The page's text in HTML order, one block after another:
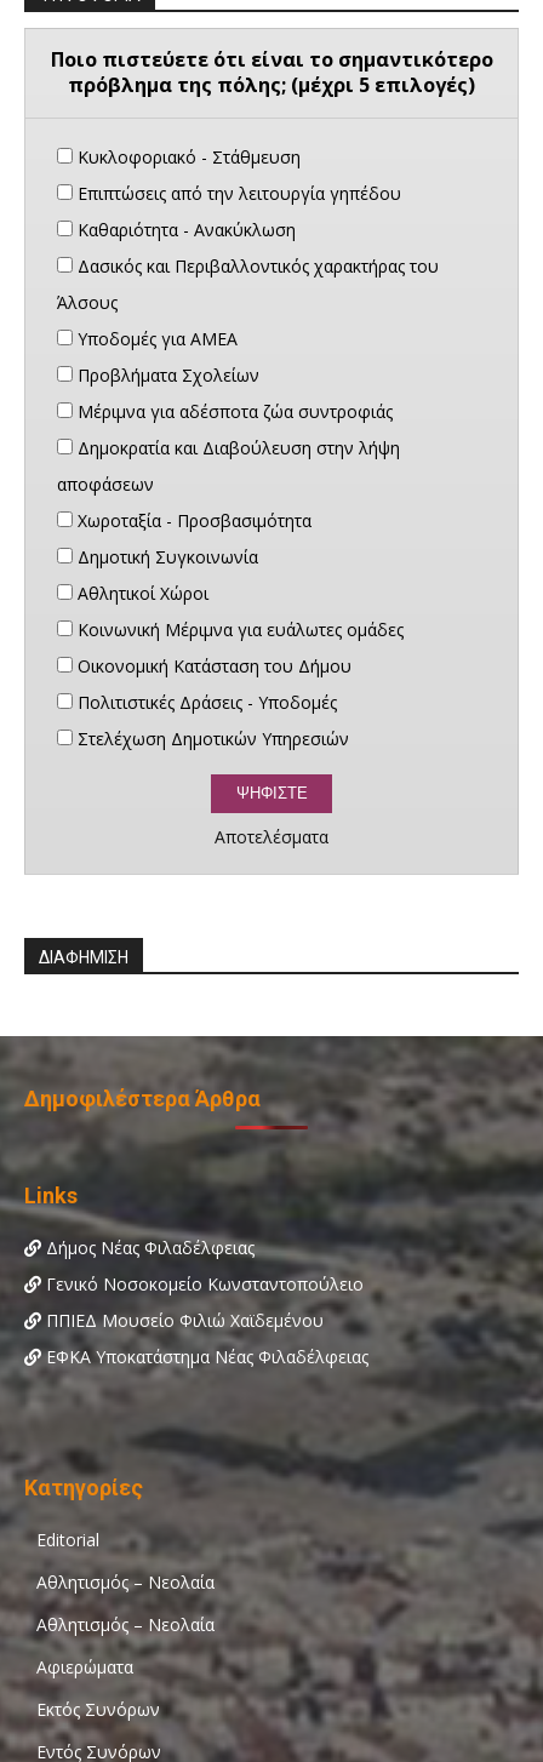
Ποιο πιστεύετε ότι είναι το σημαντικότερο
πρόβλημα της πόλης; (μέχρι 5 επιλογές)
Κυκλοφοριακό - Στάθμευση
Επιπτώσεις από την λειτουργία γηπέδου
Καθαριότητα - Ανακύκλωση
Δασικός και Περιβαλλοντικός χαρακτήρας του
Άλσους
Υποδομές για ΑΜΕΑ
Προβλήματα Σχολείων
Μέριμνα για αδέσποτα ζώα συντροφιάς
Δημοκρατία και Διαβούλευση στην λήψη
αποφάσεων
Χωροταξία - Προσβασιμότητα
Δημοτική Συγκοινωνία
Αθλητικοί Χώροι
Κοινωνική Μέριμνα για ευάλωτες ομάδες
Οικονομική Κατάσταση του Δήμου
Πολιτιστικές Δράσεις - Υποδομές
Στελέχωση Δημοτικών Υπηρεσιών
Αποτελέσματα
ΔΙΑΦΗΜΙΣΗ
Δημοφιλέστερα Άρθρα
Links
Δήμος Νέας Φιλαδέλφειας
Γενικό Νοσοκομείο Κωνσταντοπούλειο
ΠΠΙΕΔ Μουσείο Φιλιώ Χαϊδεμένου
ΕΦΚΑ Υποκατάστημα Νέας Φιλαδέλφειας
Κατηγορίες
Editorial
Αθλητισμός – Νεολαία
Αθλητισμός – Νεολαία
Αφιερώματα
Εκτός Συνόρων
Εντός Συνόρων